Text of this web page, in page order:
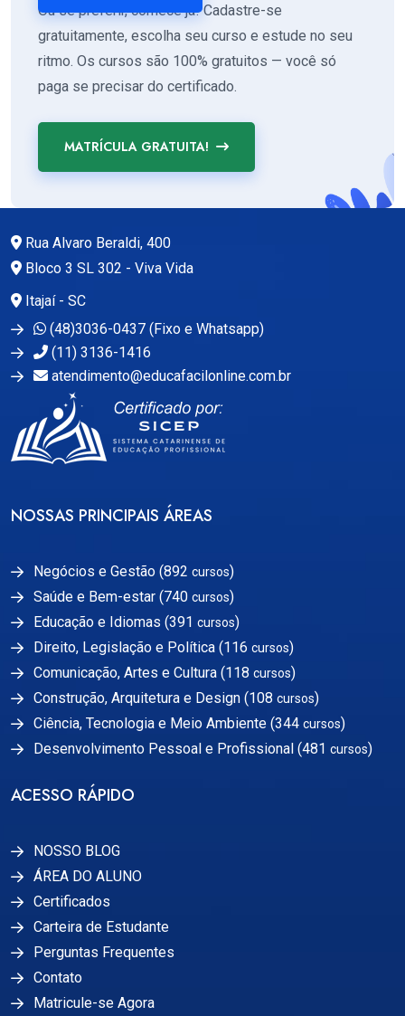
Ou se preferir, comece já! Cadastre-se
gratuitamente, escolha seu curso e estude no seu
ritmo. Os cursos são 100% gratuitos — você só
paga se precisar do certificado.
MATRÍCULA GRATUITA!
Rua Alvaro Beraldi, 400
Bloco 3 SL 302 - Viva Vida
Itajaí - SC
(48)3036-0437 (Fixo e Whatsapp)
(11) 3136-1416
atendimento@educafacilonline.com.br
NOSSAS PRINCIPAIS ÁREAS
Negócios e Gestão (892 cursos)
Saúde e Bem-estar (740 cursos)
Educação e Idiomas (391 cursos)
Direito, Legislação e Política (116 cursos)
Comunicação, Artes e Cultura (118 cursos)
Construção, Arquitetura e Design (108 cursos)
Ciência, Tecnologia e Meio Ambiente (344 cursos)
Desenvolvimento Pessoal e Profissional (481 cursos)
ACESSO RÁPIDO
NOSSO BLOG
ÁREA DO ALUNO
Certificados
Carteira de Estudante
Perguntas Frequentes
Contato
Matricule-se Agora